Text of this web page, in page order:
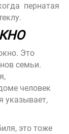
пернатая
. Это
семьи.
человек
указывает,
это тоже